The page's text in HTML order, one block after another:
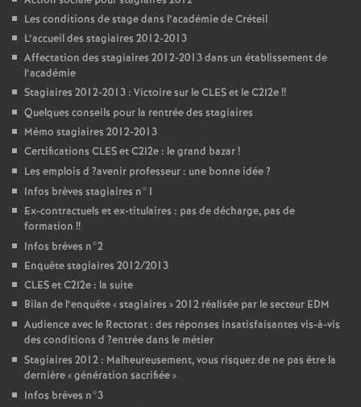
Les conditions de stage dans l’académie de Créteil
L’accueil des stagiaires 2012-2013
Affectation des stagiaires 2012-2013 dans un établissement de
l’académie
Stagiaires 2012-2013 : Victoire sur leCLESet le C2I2e!!
Quelques conseils pour la rentrée des stagiaires
Mémo stagiaires 2012-2013
Certifications CLESet C2I2e : le grand bazar!
Les emplois d ?avenir professeur : une bonne idée?
Infos brèves stagiaires n°1
Ex-contractuels et ex-titulaires : pas de décharge, pas de
formation !!
Infos brèves n°2
Enquête stagiaires 2012/2013
CLESet C2I2e : la suite
Bilan de l’enquête «stagiaires » 2012 réalisée par le secteur EDM
Audience avec le Rectorat : des réponses insatisfaisantes vis-à-vis
des conditions d ?entrée dans le métier
Stagiaires 2012 : Malheureusement, vous risquez de ne pas être la
dernière «génération sacrifiée»
Infos brèves n°3